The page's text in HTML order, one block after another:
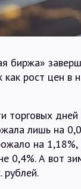
биржа»
как рост цен
торговых
лишь на
на 1,18%,
0,4%. А вот